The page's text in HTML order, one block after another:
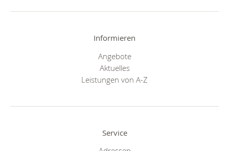
Informieren
Angebote
Aktuelles
Leistungen von A-Z
Service